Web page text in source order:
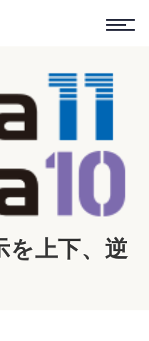
を上下、逆